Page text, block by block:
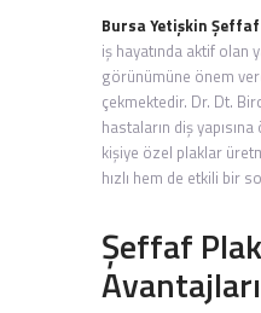
Bursa Yetişkin
iş hayatında aktif olan
görünümüne önem
çekmektedir. Dr. Dt.
hastaların diş
kişiye özel plaklar
hızlı hem de etkili bir
Şeffaf
Avantajları